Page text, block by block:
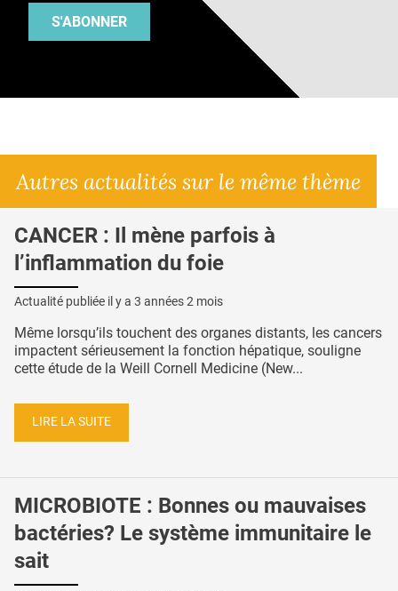
S'ABONNER
Autres actualités sur le même thème
CANCER : Il mène parfois à
l’inflammation du foie
Actualité publiée il y a 3 années 2 mois
Même lorsqu’ils touchent des organes distants, les cancers
impactent sérieusement la fonction hépatique, souligne
cette étude de la Weill Cornell Medicine (New...
LIRE LA SUITE
MICROBIOTE : Bonnes ou mauvaises
bactéries? Le système immunitaire le
sait